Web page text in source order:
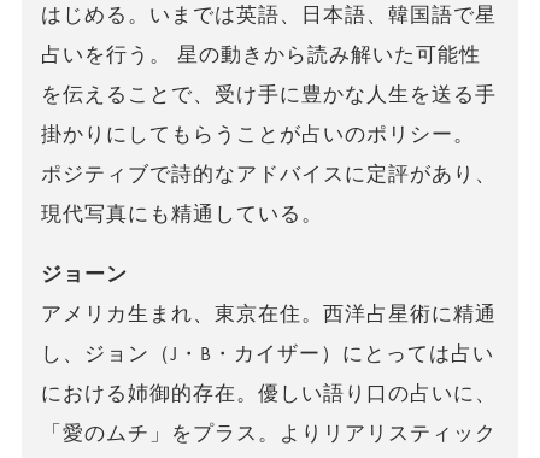
はじめる。いまでは英語、日本語、韓国語で星
占いを行う。 星の動きから読み解いた可能性
を伝えることで、受け手に豊かな人生を送る手
掛かりにしてもらうことが占いのポリシー。
ポジティブで詩的なアドバイスに定評があり、
現代写真にも精通している。
ジョーン
アメリカ生まれ、東京在住。西洋占星術に精通
し、ジョン（J・B・カイザー）にとっては占い
における姉御的存在。優しい語り口の占いに、
「愛のムチ」をプラス。よりリアリスティック